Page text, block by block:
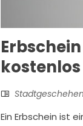
kostenlos
Ein Erbschein ist